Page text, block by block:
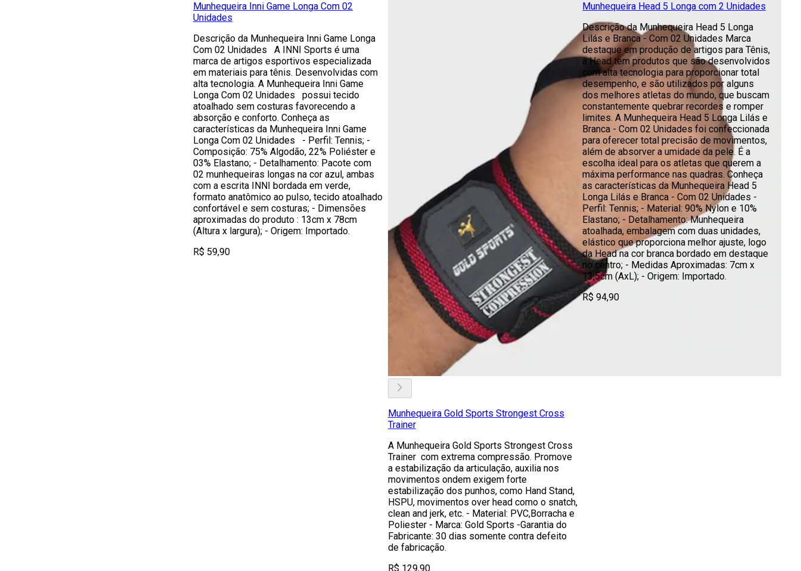
Munhequeira Inni Game Longa Com 02
Unidades
Descrição da Munhequeira Inni Game Longa
Com 02 Unidades A INNI Sports é uma
marca de artigos esportivos especializada
em materiais para tênis. Desenvolvidas com
alta tecnologia. A Munhequeira Inni Game
Longa Com 02 Unidades possui tecido
atoalhado sem costuras favorecendo a
absorção e conforto. Conheça as
características da Munhequeira Inni Game
Longa Com 02 Unidades - Perfil: Tennis; -
Composição: 75% Algodão, 22% Poliéster e
03% Elastano; - Detalhamento: Pacote com
02 munhequeiras longas na cor azul, ambas
com a escrita INNI bordada em verde,
formato anatômico ao pulso, tecido atoalhado
confortável e sem costuras; - Dimensões
aproximadas do produto : 13cm x 78cm
(Altura x largura); - Origem: Importado.
R$ 59,90
Munhequeira Gold Sports Strongest Cross
Trainer
A Munhequeira Gold Sports Strongest Cross
Trainer com extrema compressão. Promove
a estabilização da articulação, auxilia nos
movimentos ondem exigem forte
estabilização dos punhos, como Hand Stand,
HSPU, movimentos over head como o snatch,
clean and jerk, etc. - Material: PVC,Borracha e
Poliester - Marca: Gold Sports -Garantia do
Fabricante: 30 dias somente contra defeito
de fabricação.
R$ 129,90
Munhequeira Head 5 Longa com 2 Unidades
Descrição da Munhequeira Head 5 Longa
Lilás e Branca - Com 02 Unidades Marca
destaque em produção de artigos para Tênis,
a Head tem produtos que são desenvolvidos
com alta tecnologia para proporcionar total
desempenho, e são utilizados por alguns
dos melhores atletas do mundo, que buscam
constantemente quebrar recordes e romper
limites. A Munhequeira Head 5 Longa Lilás e
Branca - Com 02 Unidades foi confeccionada
para oferecer total precisão de movimentos,
além de absorver a umidade da pele. É a
escolha ideal para os atletas que querem a
máxima performance nas quadras. Conheça
as características da Munhequeira Head 5
Longa Lilás e Branca - Com 02 Unidades -
Perfil: Tennis; - Material: 90% Nylon e 10%
Elastano; - Detalhamento: Munhequeira
atoalhada, embalagem com duas unidades,
elástico que proporciona melhor ajuste, logo
da Head na cor branca bordado em destaque
no centro; - Medidas Aproximadas: 7cm x
13,5cm (AxL); - Origem: Importado.
R$ 94,90